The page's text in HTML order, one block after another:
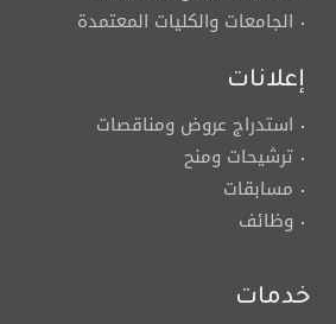
الجامعات والكليات المعتمدة
إعلانات
استدراج عروض ومناقصات
ترشيحات ومنح
مسابقات
وظائف
خدمات